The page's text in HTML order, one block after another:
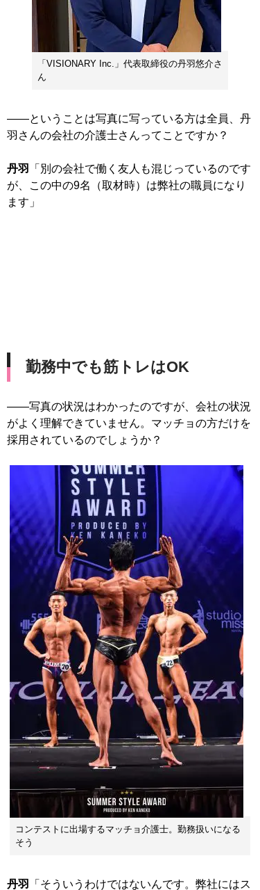
「VISIONARY Inc.」代表取締役の丹羽悠介さ
ん
――ということは写真に写っている方は全員、丹
羽さんの会社の介護士さんってことですか？
丹羽
「別の会社で働く友人も混じっているのです
が、この中の9名（取材時）は弊社の職員になり
ます」
勤務中でも筋トレはOK
――写真の状況はわかったのですが、会社の状況
がよく理解できていません。マッチョの方だけを
採用されているのでしょうか？
コンテストに出場するマッチョ介護士。勤務扱いになる
そう
丹羽 「そういうわけではないんです。弊社にはス